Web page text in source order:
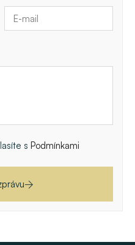
s Podmínkami